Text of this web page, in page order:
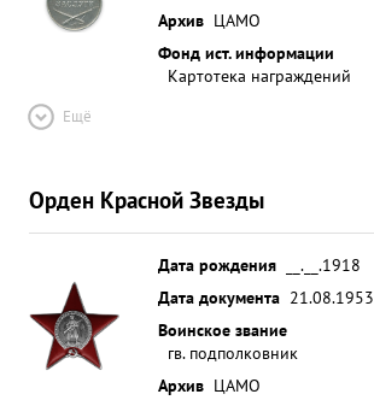
Архив ЦАМО
Фонд ист. информации
Картотека награждений
Ещё
Орден Красной Звезды
Дата рождения
__.__.1918
Дата документа 21.08.1953
Воинское звание
гв. подполковник
Архив ЦАМО